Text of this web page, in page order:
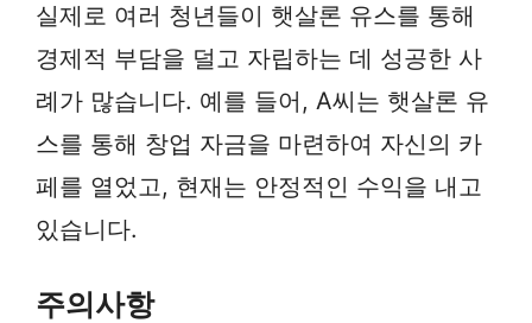
실제로 여러 청년들이 햇살론 유스를 통해
경제적 부담을 덜고 자립하는 데 성공한 사
례가 많습니다. 예를 들어, A씨는 햇살론 유
스를 통해 창업 자금을 마련하여 자신의 카
페를 열었고, 현재는 안정적인 수익을 내고
있습니다.
주의사항